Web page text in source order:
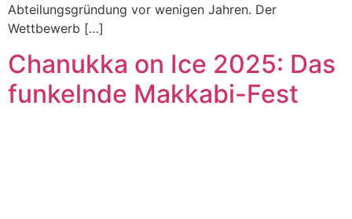
Abteilungsgründung vor wenigen Jahren. Der
Wettbewerb […]
Chanukka on Ice 2025: Das
funkelnde Makkabi-Fest